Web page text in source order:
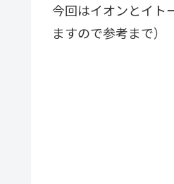
今回はイオンとイト
ますので参考まで）